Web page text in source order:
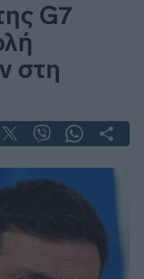
G7
στη